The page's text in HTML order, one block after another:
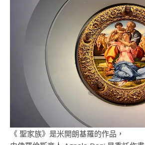
《 聖家族》是米開朗基羅的作品，